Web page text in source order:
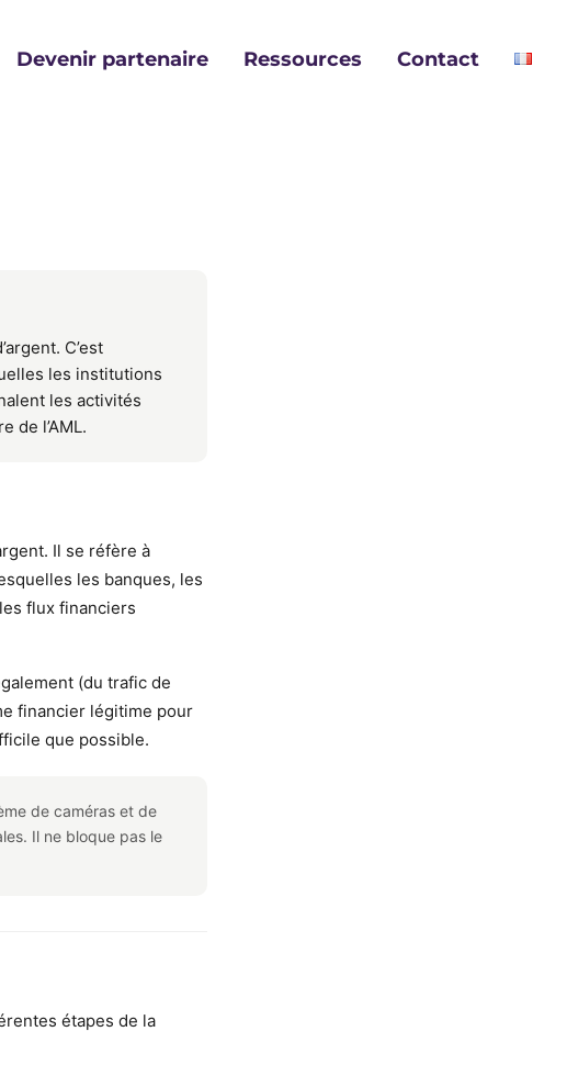
Devenir partenaire Ressources Contact
C’est
les institutions
les activités
de l’AML.
Il se réfère à
les banques, les
flux financiers
(du trafic de
financier légitime pour
que possible.
de caméras et de
Il ne bloque pas le
étapes de la